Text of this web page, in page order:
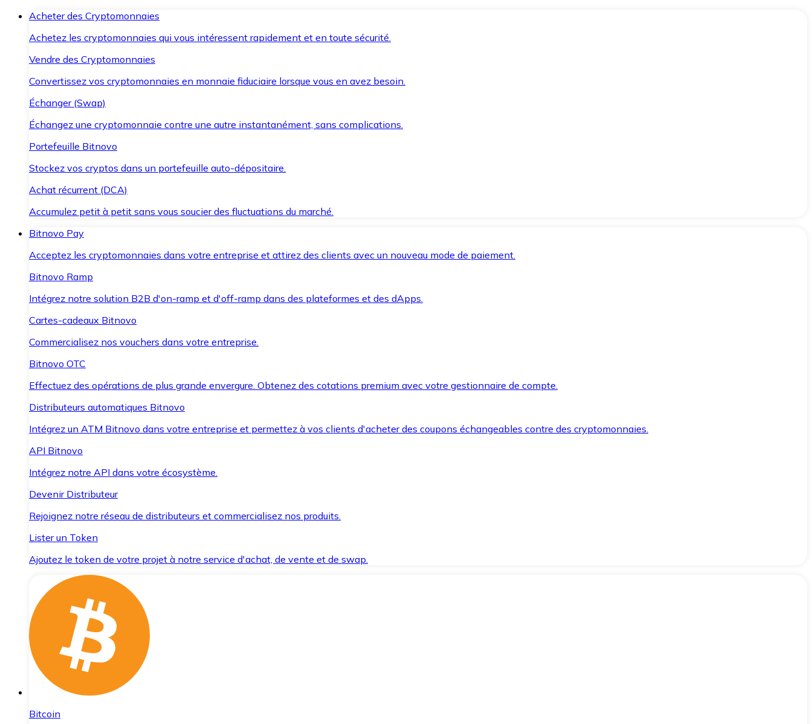
Acheter des Cryptomonnaies
Achetez les cryptomonnaies qui vous intéressent rapidement et en toute sécurité.
Vendre des Cryptomonnaies
Convertissez vos cryptomonnaies en monnaie fiduciaire lorsque vous en avez besoin.
Échanger (Swap)
Échangez une cryptomonnaie contre une autre instantanément, sans complications.
Portefeuille Bitnovo
Stockez vos cryptos dans un portefeuille auto-dépositaire.
Achat récurrent (DCA)
Accumulez petit à petit sans vous soucier des fluctuations du marché.
Bitnovo Pay
Acceptez les cryptomonnaies dans votre entreprise et attirez des clients avec un nouveau mode de paiement.
Bitnovo Ramp
Intégrez notre solution B2B d'on-ramp et d'off-ramp dans des plateformes et des dApps.
Cartes-cadeaux Bitnovo
Commercialisez nos vouchers dans votre entreprise.
Bitnovo OTC
Effectuez des opérations de plus grande envergure. Obtenez des cotations premium avec votre gestionnaire de compte.
Distributeurs automatiques Bitnovo
Intégrez un ATM Bitnovo dans votre entreprise et permettez à vos clients d'acheter des coupons échangeables contre des cryptomonnaies.
API Bitnovo
Intégrez notre API dans votre écosystème.
Devenir Distributeur
Rejoignez notre réseau de distributeurs et commercialisez nos produits.
Lister un Token
Ajoutez le token de votre projet à notre service d'achat, de vente et de swap.
Bitcoin